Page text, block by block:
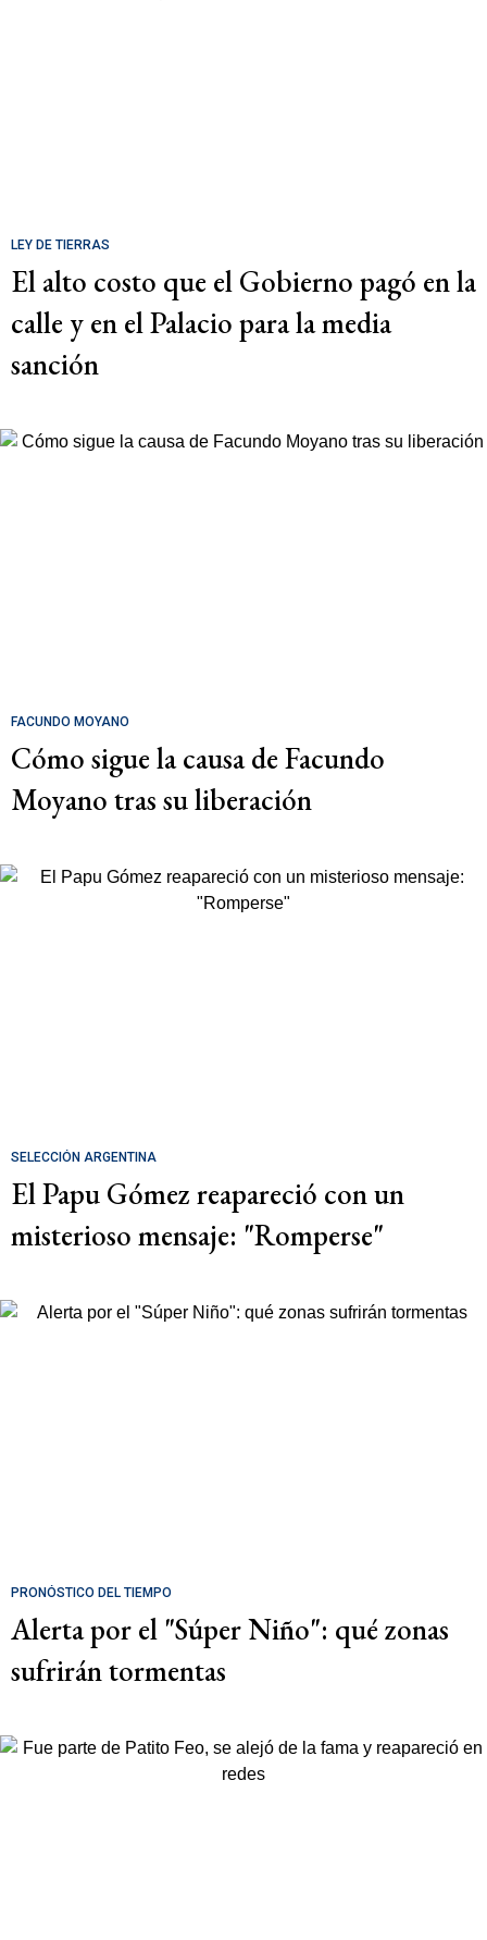
LEY DE TIERRAS
El alto costo que el Gobierno pagó en la
calle y en el Palacio para la media
sanción
FACUNDO MOYANO
Cómo sigue la causa de Facundo
Moyano tras su liberación
SELECCIÓN ARGENTINA
El Papu Gómez reapareció con un
misterioso mensaje: "Romperse"
PRONÓSTICO DEL TIEMPO
Alerta por el "Súper Niño": qué zonas
sufrirán tormentas